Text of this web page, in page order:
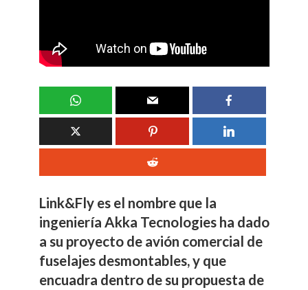
Link&Fly es el nombre que la
ingeniería Akka Tecnologies ha dado
a su proyecto de avión comercial de
fuselajes desmontables, y que
encuadra dentro de su propuesta de